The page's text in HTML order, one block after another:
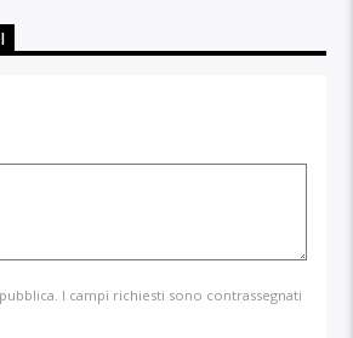
I campi richiesti sono contrassegnati